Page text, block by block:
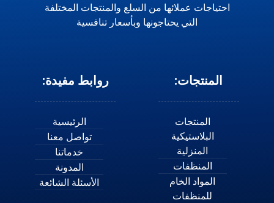
احتياجات عملائها من السلع والمنتجات المختلفة
التي يحتاجونها وبأسعار تنافسية
المنتجات:
المنتجات
البلاستيكية
المنزلية
المنظفات
المواد الخام
للمنظفات
روابط مفيدة:
الرئيسية
تواصل معنا
خدماتنا
المدونة
الأسئلة الشائعة